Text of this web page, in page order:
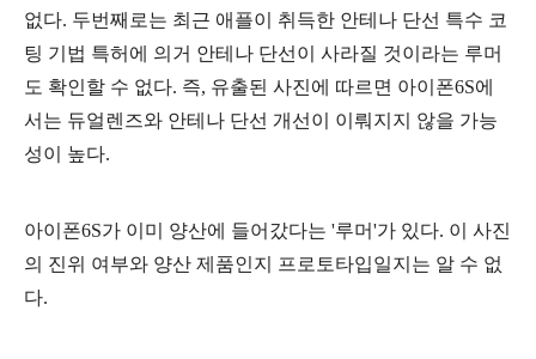
없다. 두번째로는 최근 애플이 취득한 안테나 단선 특수 코
팅 기법 특허에 의거 안테나 단선이 사라질 것이라는 루머
도 확인할 수 없다. 즉, 유출된 사진에 따르면 아이폰6S에
서는 듀얼렌즈와 안테나 단선 개선이 이뤄지지 않을 가능
성이 높다.
아이폰6S가 이미 양산에 들어갔다는 '루머'가 있다. 이 사진
의 진위 여부와 양산 제품인지 프로토타입일지는 알 수 없
다.